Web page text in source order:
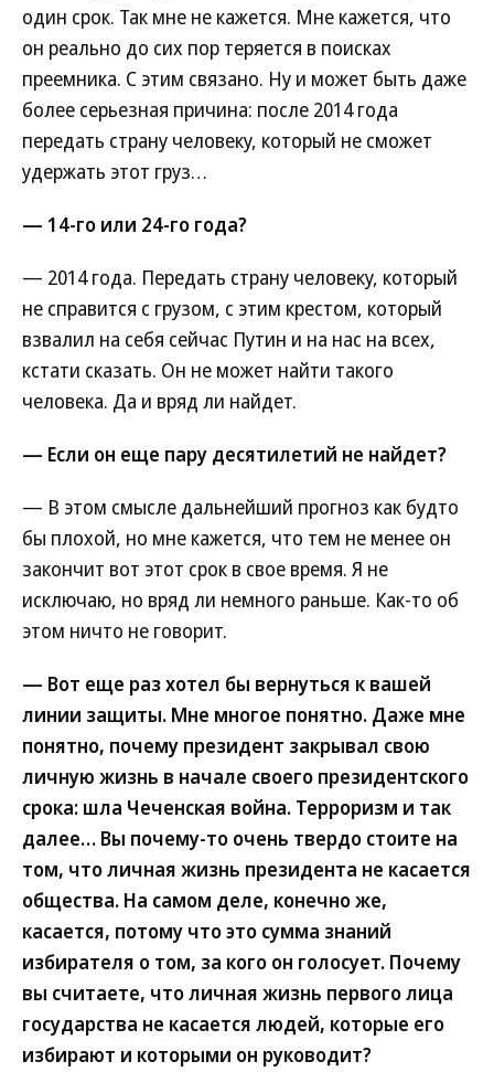
один срок. Так мне не кажется. Мне кажется, что
он реально до сих пор теряется в поисках
преемника. С этим связано. Ну и может быть даже
более серьезная причина: после 2014 года
передать страну человеку, который не сможет
удержать этот груз…
— 14-го или 24-го года?
— 2014 года. Передать страну человеку, который
не справится с грузом, с этим крестом, который
взвалил на себя сейчас Путин и на нас на всех,
кстати сказать. Он не может найти такого
человека. Да и вряд ли найдет.
— Если он еще пару десятилетий не найдет?
— В этом смысле дальнейший прогноз как будто
бы плохой, но мне кажется, что тем не менее он
закончит вот этот срок в свое время. Я не
исключаю, но вряд ли немного раньше. Как-то об
этом ничто не говорит.
— Вот еще раз хотел бы вернуться к вашей
линии защиты. Мне многое понятно. Даже мне
понятно, почему президент закрывал свою
личную жизнь в начале своего президентского
срока: шла Чеченская война. Терроризм и так
далее… Вы почему-то очень твердо стоите на
том, что личная жизнь президента не касается
общества. На самом деле, конечно же,
касается, потому что это сумма знаний
избирателя о том, за кого он голосует. Почему
вы считаете, что личная жизнь первого лица
государства не касается людей, которые его
избирают и которыми он руководит?